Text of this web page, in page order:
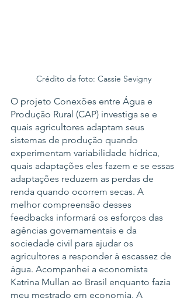
Crédito da foto: Cassie Sevigny
O projeto Conexões entre Água e
Produção Rural (CAP) investiga se e
quais agricultores adaptam seus
sistemas de produção quando
experimentam variabilidade hídrica,
quais adaptações eles fazem e se essas
adaptações reduzem as perdas de
renda quando ocorrem secas. A
melhor compreensão desses
feedbacks informará os esforços das
agências governamentais e da
sociedade civil para ajudar os
agricultores a responder à escassez de
água. Acompanhei a economista
Katrina Mullan ao Brasil enquanto fazia
meu mestrado em economia. A